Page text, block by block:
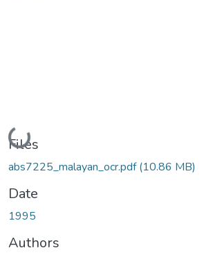
Loading...
Files
abs7225_malayan_ocr.pdf(10.86 MB)
Date
1995
Authors